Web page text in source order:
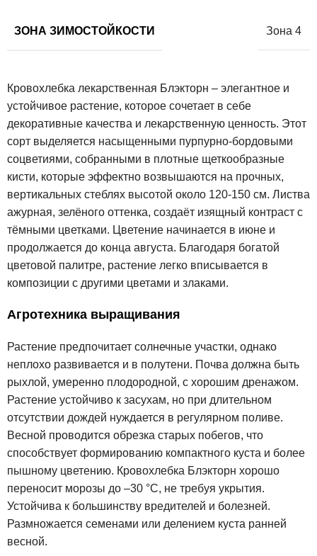
ЗОНА ЗИМОСТОЙКОСТИ Зона 4
Кровохлебка лекарственная Блэкторн – элегантное и
устойчивое растение, которое сочетает в себе
декоративные качества и лекарственную ценность. Этот
сорт выделяется насыщенными пурпурно-бордовыми
соцветиями, собранными в плотные щеткообразные
кисти, которые эффектно возвышаются на прочных,
вертикальных стеблях высотой около 120-150 см. Листва
ажурная, зелёного оттенка, создаёт изящный контраст с
тёмными цветками. Цветение начинается в июне и
продолжается до конца августа. Благодаря богатой
цветовой палитре, растение легко вписывается в
композиции с другими цветами и злаками.
Агротехника выращивания
Растение предпочитает солнечные участки, однако
неплохо развивается и в полутени. Почва должна быть
рыхлой, умеренно плодородной, с хорошим дренажом.
Растение устойчиво к засухам, но при длительном
отсутствии дождей нуждается в регулярном поливе.
Весной проводится обрезка старых побегов, что
способствует формированию компактного куста и более
пышному цветению. Кровохлебка Блэкторн хорошо
переносит морозы до –30 °C, не требуя укрытия.
Устойчива к большинству вредителей и болезней.
Размножается семенами или делением куста ранней
весной.